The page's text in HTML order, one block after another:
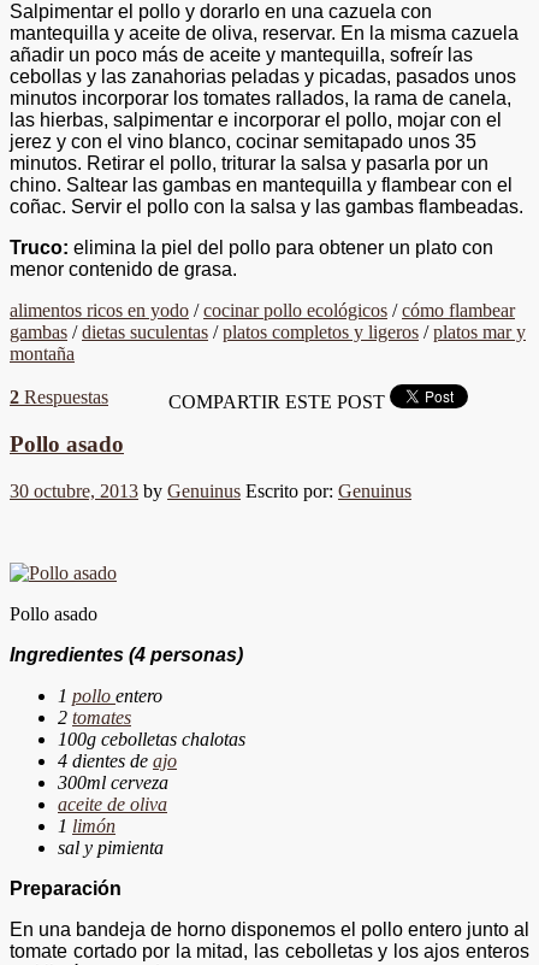
Salpimentar el pollo y dorarlo en una cazuela con
mantequilla y aceite de oliva, reservar. En la misma cazuela
añadir un poco más de aceite y mantequilla, sofreír las
cebollas y las zanahorias peladas y picadas, pasados unos
minutos incorporar los tomates rallados, la rama de canela,
las hierbas, salpimentar e incorporar el pollo, mojar con el
jerez y con el vino blanco, cocinar semitapado unos 35
minutos. Retirar el pollo, triturar la salsa y pasarla por un
chino. Saltear las gambas en mantequilla y flambear con el
coñac. Servir el pollo con la salsa y las gambas flambeadas.
Truco: elimina la piel del pollo para obtener un plato con
menor contenido de grasa.
alimentos ricos en yodo /cocinar pollo ecológicos /cómo flambear
gambas /dietas suculentas /platos completos y ligeros /platos mar y
montaña
2 Respuestas COMPARTIR ESTE POST
Pollo asado
30 octubre, 2013 by Genuinus Escrito por: Genuinus
Pollo asado
Ingredientes (4 personas)
1 pollo entero
2 tomates
100g cebolletas chalotas
4 dientes de ajo
300ml cerveza
aceite de oliva
1 limón
sal y pimienta
Preparación
En una bandeja de horno disponemos el pollo entero junto al
tomate cortado por la mitad, las cebolletas y los ajos enteros